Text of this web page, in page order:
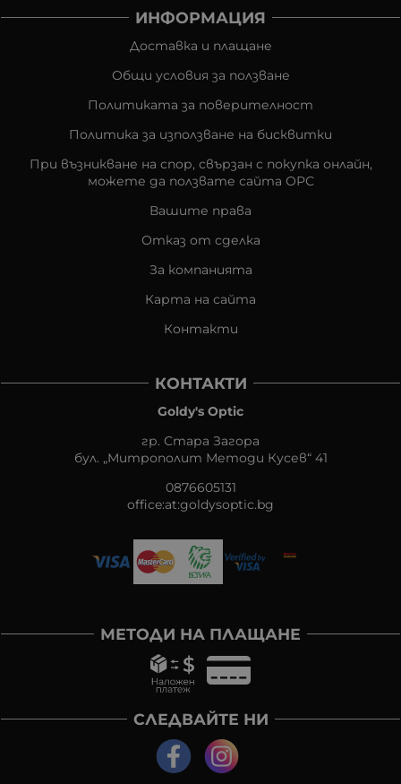
ИНФОРМАЦИЯ
Доставка и плащане
Общи условия за ползване
Политиката за поверителност
Политика за използване на бисквитки
При възникване на спор, свързан с покупка онлайн,
можете да ползвате сайта ОРС
Вашите права
Отказ от сделка
За компанията
Карта на сайта
Контакти
КОНТАКТИ
Goldy's Optic
гр. Стара Загора
бул. „Митрополит Методи Кусев“ 41
0876605131
office:at:goldysoptic.bg
МЕТОДИ НА ПЛАЩАНЕ
СЛЕДВАЙТЕ НИ